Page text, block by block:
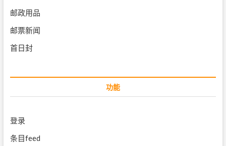
邮政用品
邮票新闻
首日封
功能
登录
条目feed